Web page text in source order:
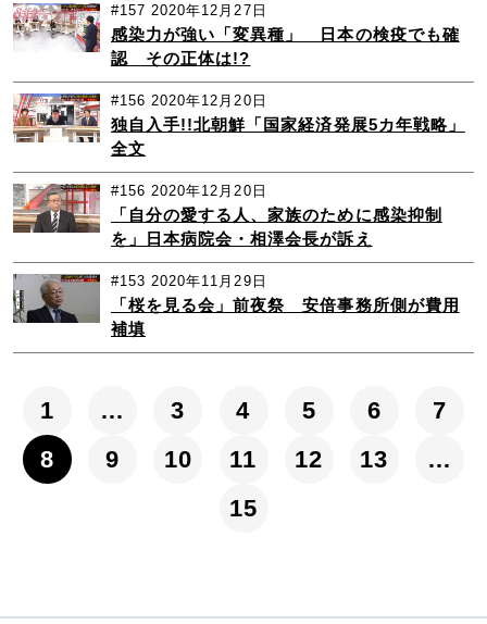
#157 2020年12月27日
感染力が強い「変異種」 日本の検疫でも確
認 その正体は!?
#156 2020年12月20日
独自入手!!北朝鮮「国家経済発展5カ年戦略」
全文
#156 2020年12月20日
「自分の愛する人、家族のために感染抑制
を」日本病院会・相澤会長が訴え
#153 2020年11月29日
「桜を見る会」前夜祭 安倍事務所側が費用
補填
1 … 3 4 5 6
7
8
9 10 11 12 13
…
15